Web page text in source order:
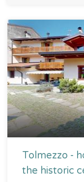
Tolmezzo -
the historic